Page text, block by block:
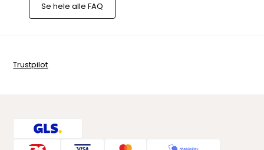
Se hele alle FAQ
Trustpilot